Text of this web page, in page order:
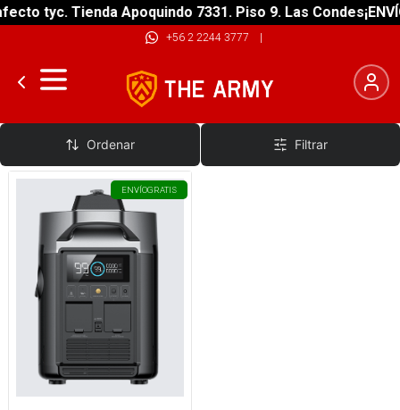
tyc. Tienda Apoquindo 7331. Piso 9. Las Condes
+56 2 2244 3777 |
Generadores
Ordenar Filtrar
ENVÍOGRATIS